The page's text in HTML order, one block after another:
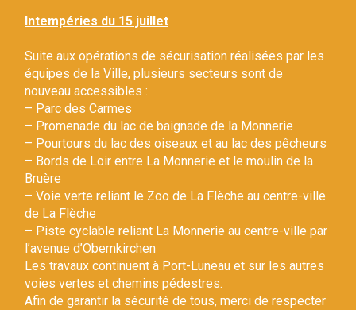
Intempéries du 15 juillet
Suite aux opérations de sécurisation réalisées par les
équipes de la Ville, plusieurs secteurs sont de
nouveau accessibles :
– Parc des Carmes
– Promenade du lac de baignade de la Monnerie
– Pourtours du lac des oiseaux et au lac des pêcheurs
– Bords de Loir entre La Monnerie et le moulin de la
Bruère
– Voie verte reliant le Zoo de La Flèche au centre-ville
de La Flèche
– Piste cyclable reliant La Monnerie au centre-ville par
l’avenue d’Obernkirchen
Les travaux continuent à Port-Luneau et sur les autres
voies vertes et chemins pédestres.
Afin de garantir la sécurité de tous, merci de respecter